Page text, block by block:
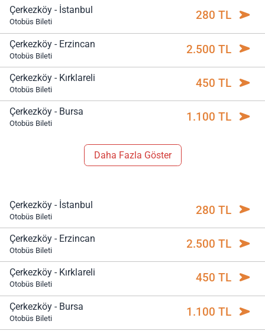
Çerkezköy - İstanbul
Otobüs Bileti 280 TL
Çerkezköy - Erzincan
Otobüs Bileti 2.500 TL
Çerkezköy - Kırklareli
Otobüs Bileti 450 TL
Çerkezköy - Bursa
Otobüs Bileti 1.100 TL
Daha Fazla Göster
Çerkezköy - İstanbul
Otobüs Bileti 280 TL
Çerkezköy - Erzincan
Otobüs Bileti 2.500 TL
Çerkezköy - Kırklareli
Otobüs Bileti 450 TL
Çerkezköy - Bursa
Otobüs Bileti 1.100 TL